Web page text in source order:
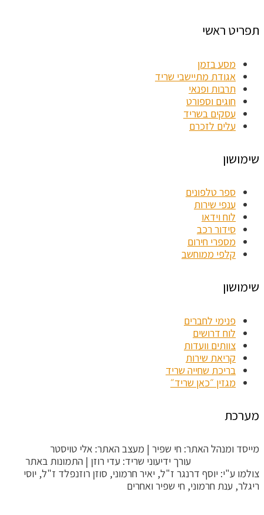
תפריט ראשי
מסע בזמן
אגודת מתיישבי שריד
תרבות ופנאי
חוגים וספורט
עסקים בשריד
עלים לזכרם
שימושון
ספר טלפונים
ענפי שירות
לוח וידאו
סידור רכב
מספרי חירום
קלפי ממוחשב
שימושון
פנימי לחברים
לוח דרושים
צוותים וועדות
קריאת שירות
בריכת שחייה שריד
מגזין ״כאן שריד״
מערכת
מייסד ומנהל האתר: חי שפיר | מעצב האתר: אלי טויסטר
עורך ידיעוני שריד: עדי רוזן | התמונות באתר
צולמו ע"י: יוסף דרנגר ז"ל, יאיר חרמוני, סוזן רוזנפלד ז"ל, יוסי
ריגלר, ענת חרמוני, חי שפיר ואחרים